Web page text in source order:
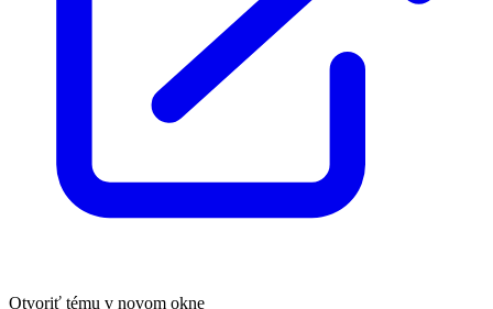
Otvoriť tému v novom okne